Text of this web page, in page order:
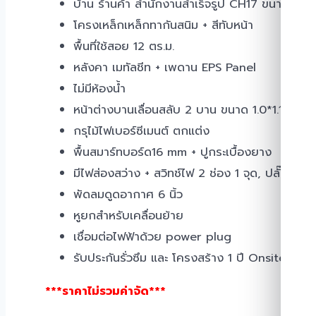
บ้าน ร้านค้า สำนักงานสำเร็จรูป CH17 ขนาด
โครงเหล็กเหล็กทากันสนิม + สีทับหน้า
พื้นที่ใช้สอย 12 ตร.ม.
หลังคา เมทัลชีท + เพดาน EPS Panel
ไม่มีห้องน้ำ
หน้าต่างบานเลื่อนสลับ 2 บาน ขนาด 1.0*1.1 เมตร
กรุไม้ไฟเบอร์ซีเมนต์ ตกแต่ง
พื้นสมาร์ทบอร์ด16 mm + ปูกระเบื้องยาง
มีไฟส่องสว่าง + สวิทช์ไฟ 2 ช่อง 1 จุด, ปลั๊กเสียบ
พัดลมดูดอากาศ 6 นิ้ว
หูยกสำหรับเคลื่อนย้าย
เชื่อมต่อไฟฟ้าด้วย power plug
รับประกันรั่วซึม และ โครงสร้าง 1 ปี Onsite
***ราคาไม่รวมค่าจัด***